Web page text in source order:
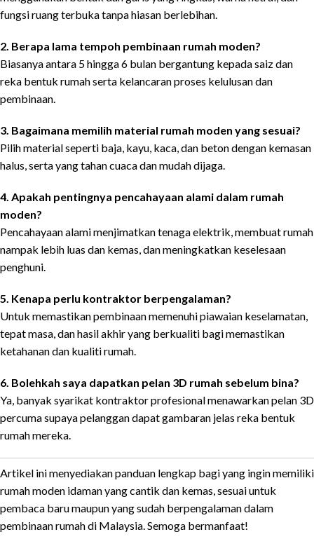
fungsi ruang terbuka tanpa hiasan berlebihan.
2. Berapa lama tempoh pembinaan rumah moden?
Biasanya antara 5 hingga 6 bulan bergantung kepada saiz dan
reka bentuk rumah serta kelancaran proses kelulusan dan
pembinaan.
3. Bagaimana memilih material rumah moden yang sesuai?
Pilih material seperti baja, kayu, kaca, dan beton dengan kemasan
halus, serta yang tahan cuaca dan mudah dijaga.
4. Apakah pentingnya pencahayaan alami dalam rumah
moden?
Pencahayaan alami menjimatkan tenaga elektrik, membuat rumah
nampak lebih luas dan kemas, dan meningkatkan keselesaan
penghuni.
5. Kenapa perlu kontraktor berpengalaman?
Untuk memastikan pembinaan memenuhi piawaian keselamatan,
tepat masa, dan hasil akhir yang berkualiti bagi memastikan
ketahanan dan kualiti rumah.
6. Bolehkah saya dapatkan pelan 3D rumah sebelum bina?
Ya, banyak syarikat kontraktor profesional menawarkan pelan 3D
percuma supaya pelanggan dapat gambaran jelas reka bentuk
rumah mereka.
Artikel ini menyediakan panduan lengkap bagi yang ingin memiliki
rumah moden idaman yang cantik dan kemas, sesuai untuk
pembaca baru maupun yang sudah berpengalaman dalam
pembinaan rumah di Malaysia. Semoga bermanfaat!